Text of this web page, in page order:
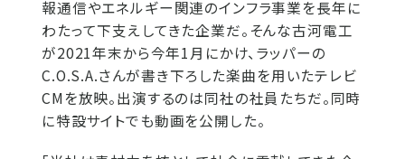
報通信やエネルギー関連のインフラ事業を長年に
わたって下支えしてきた企業だ。そんな古河電工
が2021年末から今年1月にかけ、ラッパーの
C.O.S.A.さんが書き下ろした楽曲を用いたテレビ
CMを放映。出演するのは同社の社員たちだ。同時
に特設サイトでも動画を公開した。